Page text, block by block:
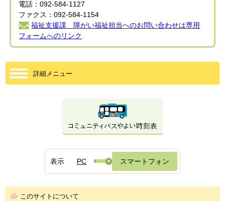
電話：092-584-1127
ファクス：092-584-1154
福祉支援課 障がい福祉担当へのお問い合わせは専用
フォームへのリンク
詳細メニュー
表示 PC スマートフォン
このサイトについて